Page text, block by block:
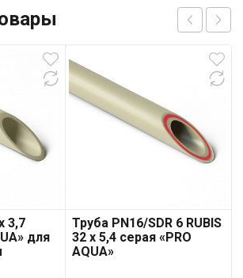
3,7
для
Труба PN16/SDR 6 RUBIS
32 x 5,4 серая «PRO
AQUA»